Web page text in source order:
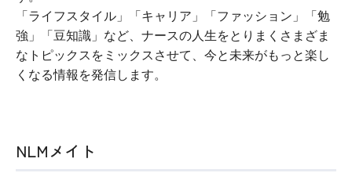
「ライフスタイル」「キャリア」「ファッション」「勉
強」「豆知識」など、ナースの人生をとりまくさまざま
なトピックスをミックスさせて、今と未来がもっと楽し
くなる情報を発信します。
NLMメイト